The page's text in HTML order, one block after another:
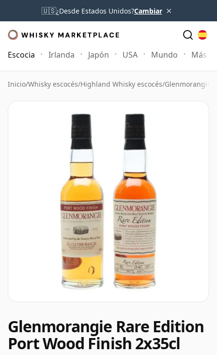
🇺🇸¿Desde Estados Unidos?Cambiar ×
Escocia Irlanda Japón USA Mundo Más
Inicio/Whisky escocés/Highland Whisky escocés/Glenmorangie
Glenmorangie Rare Edition
Port Wood Finish 2x35cl